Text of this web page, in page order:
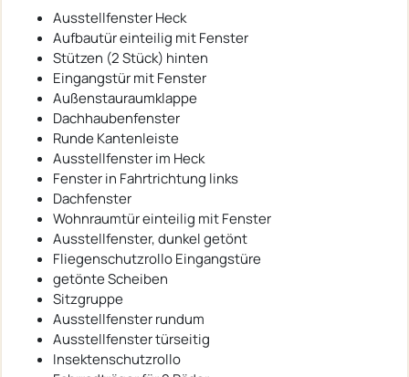
Ausstellfenster Heck
Aufbautür einteilig mit Fenster
Stützen (2 Stück) hinten
Eingangstür mit Fenster
Außenstauraumklappe
Dachhaubenfenster
Runde Kantenleiste
Ausstellfenster im Heck
Fenster in Fahrtrichtung links
Dachfenster
Wohnraumtür einteilig mit Fenster
Ausstellfenster, dunkel getönt
Fliegenschutzrollo Eingangstüre
getönte Scheiben
Sitzgruppe
Ausstellfenster rundum
Ausstellfenster türseitig
Insektenschutzrollo